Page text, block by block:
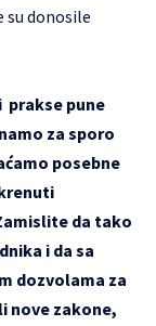
su donosile
prakse pune
za sporo
posebne
da tako
i da sa
dozvolama za
nove zakone,